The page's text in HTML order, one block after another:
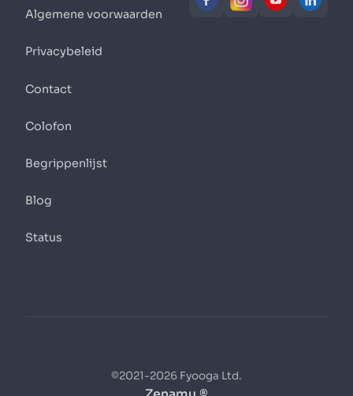
Algemene voorwaarden
Privacybeleid
Contact
Colofon
Begrippenlijst
Blog
Status
©2021-2026 Fyooga Ltd.